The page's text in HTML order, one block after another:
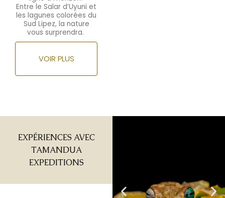
Entre le Salar d’Uyuni et
les lagunes colorées du
Sud Lipez, la nature
vous surprendra.
VOIR PLUS
EXPÉRIENCES AVEC
TAMANDUA
EXPEDITIONS